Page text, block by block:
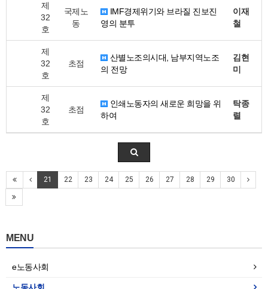
제
32
호
국제노
동
IMF경제위기와 브라질 진보진
영의 분투
이재
철
제
32
호
초점
산별노조의시대, 남부지역노조
의 전망
김현
미
제
32
호
초점
인쇄노동자의 새로운 희망을 위
하여
탁종
렬
21 22 23 24 25 26 27 28 29 30
MENU
e노동사회